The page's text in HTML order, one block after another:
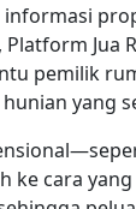
informasi
Jua
pemilik
yang
ke cara